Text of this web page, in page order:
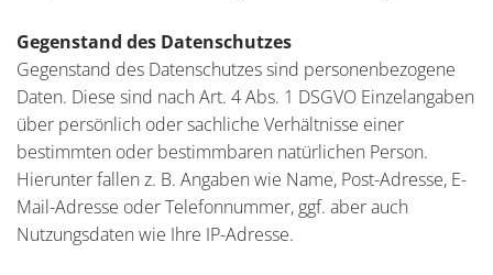
Gegenstand des Datenschutzes
Gegenstand des Datenschutzes sind personenbezogene
Daten. Diese sind nach Art. 4 Abs. 1 DSGVO Einzelangaben
über persönlich oder sachliche Verhältnisse einer
bestimmten oder bestimmbaren natürlichen Person.
Hierunter fallen z. B. Angaben wie Name, Post-Adresse, E-
Mail-Adresse oder Telefonnummer, ggf. aber auch
Nutzungsdaten wie Ihre IP-Adresse.